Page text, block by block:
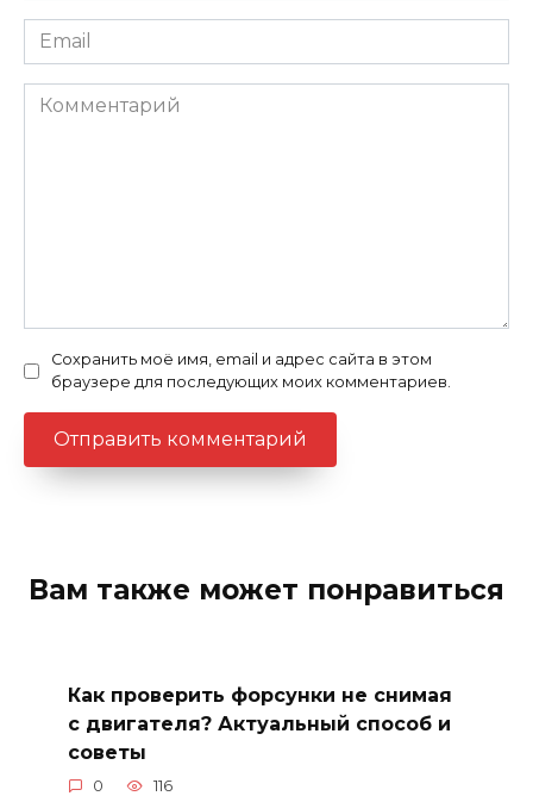
Email
Комментарий
Сохранить моё имя, email и адрес сайта в этом
браузере для последующих моих комментариев.
Вам также может понравиться
Как проверить форсунки не снимая
с двигателя? Актуальный способ и
советы
0 116